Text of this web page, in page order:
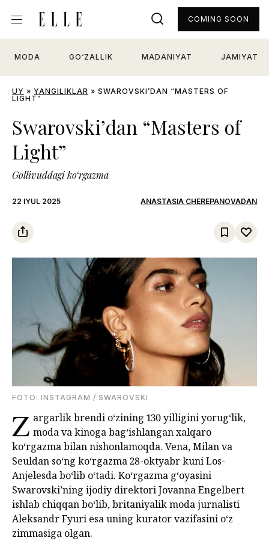
MODA GO‘ZALLIK MADANIYAT JAMIYAT
COMING SOON
UY » YANGILIKLAR » SWAROVSKI’DAN “MASTERS OF
LIGHT”
Swarovski’dan “Masters of
Light”
Gollivuddagi ko‘rgazma
22 IYUL 2025 ANASTASIA CHEREPANOVADAN
FOTO: INSTAGRAM / SWAROVSKI
Z argarlik brendi o‘zining 130 yilligini yorug‘lik,
moda va kinoga bag‘ishlangan xalqaro
ko‘rgazma bilan nishonlamoqda. Vena, Milan va
Seuldan so‘ng ko‘rgazma 28-oktyabr kuni Los-
Anjelesda bo‘lib o‘tadi. Ko‘rgazma g‘oyasini
Swarovski’ning ijodiy direktori Jovanna Engelbert
ishlab chiqqan bo‘lib, britaniyalik moda jurnalisti
Aleksandr Fyuri esa uning kurator vazifasini o‘z
zimmasiga olgan.